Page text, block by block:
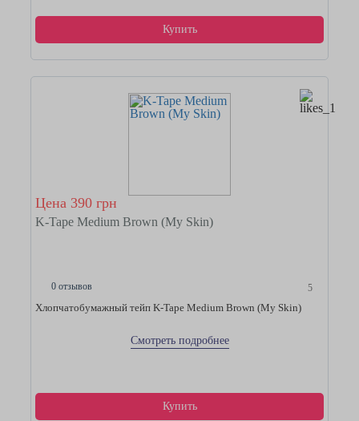
Купить
Цена 390 грн
K-Tape Medium Brown (My Skin)
0 отзывов 5
Хлопчатобумажный тейп K-Tape Medium Brown (My Skin)
Смотреть подробнее
Купить